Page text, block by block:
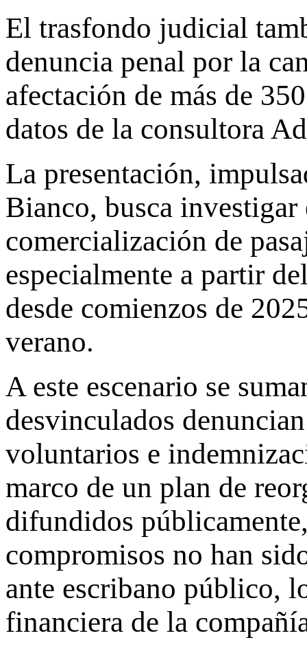
El trasfondo judicial
denuncia penal por la
afectación de más de
datos de la consultora
La presentación,
Bianco, busca
comercialización de
especialmente a partir
desde comienzos de
verano.
A este escenario se
desvinculados
voluntarios e
marco de un plan de
difundidos
compromisos no han
ante escribano público,
financiera de la